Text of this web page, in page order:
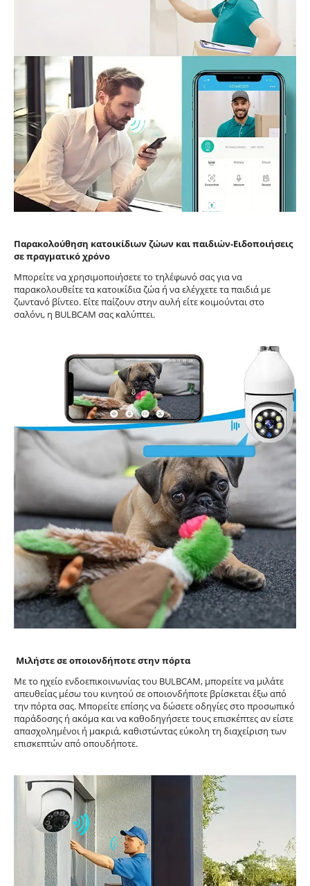
Παρακολούθηση κατοικίδιων ζώων και παιδιών-Ειδοποιήσεις
σε πραγματικό χρόνο
Μπορείτε να χρησιμοποιήσετε το τηλέφωνό σας για να
παρακολουθείτε τα κατοικίδια ζώα ή να ελέγχετε τα παιδιά με
ζωντανό βίντεο. Είτε παίζουν στην αυλή είτε κοιμούνται στο
σαλόνι, η BULBCAM σας καλύπτει.
Μιλήστε σε οποιονδήποτε στην πόρτα
Με το ηχείο ενδοεπικοινωνίας του BULBCAM, μπορείτε να μιλάτε
απευθείας μέσω του κινητού σε οποιονδήποτε βρίσκεται έξω από
την πόρτα σας. Μπορείτε επίσης να δώσετε οδηγίες στο προσωπικό
παράδοσης ή ακόμα και να καθοδηγήσετε τους επισκέπτες αν είστε
απασχολημένοι ή μακριά, καθιστώντας εύκολη τη διαχείριση των
επισκεπτών από οπουδήποτε.